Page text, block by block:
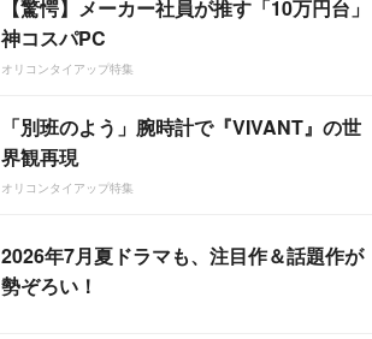
【驚愕】メーカー社員が推す「10万円台」
神コスパPC
オリコンタイアップ特集
「別班のよう」腕時計で『VIVANT』の世
界観再現
オリコンタイアップ特集
2026年7月夏ドラマも、注目作＆話題作が
勢ぞろい！